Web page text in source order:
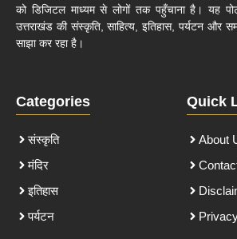
को डिजिटल माध्यम से लोगों तक पहुँचाना है। यह
उत्तराखंड की संस्कृति, साहित्य, इतिहास, पर्यटन और
साझा कर रहा है।
Categories
संस्कृति
मंदिर
इतिहास
पर्यटन
Quick
About